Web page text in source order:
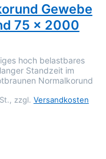
Gewebe
75 x 2000
hoch belastbares
Standzeit im
Normalkorund
zzgl. Versandkosten